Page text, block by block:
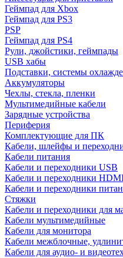
Геймпад для Xbox
Геймпад для PS3
PSP
Геймпад для PS4
Рули, джойстики, геймпады
USB хабы
Подставки, системы
Аккумуляторы
Чехлы, стекла, пленки
Мультимедийные кабели
Зарядные устройства
Периферия
Комплектующие для ПК
Кабели, шлейфы и
Кабели питания
Кабели и переходники USB
Кабели и переходники
Кабели и переходники
Стяжки
Кабели и переходники для
Кабели мультимедийные
Кабели для монитора
Кабели межблочные,
Кабели для аудио- и